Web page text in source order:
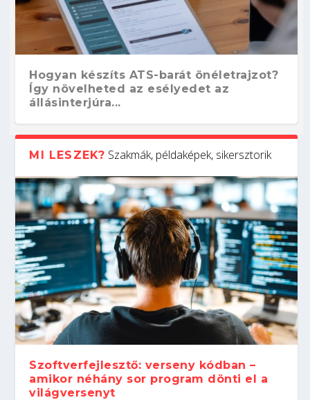
Hogyan készíts ATS-barát önéletrajzot?
Így növelheted az esélyedet az
állásinterjúra...
Kitalálod, mire használják ezeket a
gépeket?
Nem sikerült az egyetemi felvételi?
Tanulj szakmát!
Szoftverfejlesztő: verseny kódban –
amikor néhány sor program dönti el a
világversenyt...
Digitális detox – hogyan kapcsolódj ki
telefon nélkül?
MI LESZEK? Szakmák, példaképek, sikersztorik
Szoftverfejlesztő: verseny kódban –
amikor néhány sor program dönti el a
világversenyt